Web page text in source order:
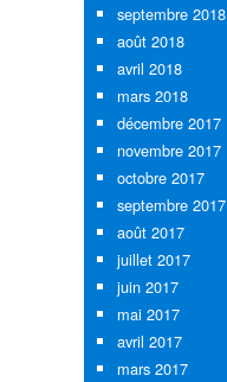
septembre 2018
août 2018
avril 2018
mars 2018
décembre 2017
novembre 2017
octobre 2017
septembre 2017
août 2017
juillet 2017
juin 2017
mai 2017
avril 2017
mars 2017